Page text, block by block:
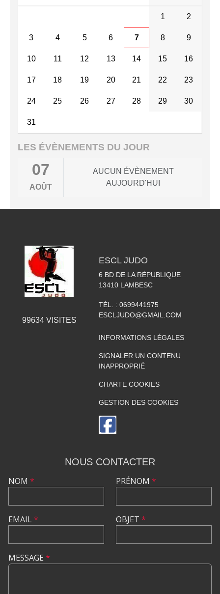
1 2
3 4 5 6 7 8 9
10 11 12 13 14 15 16
17 18 19 20 21 22 23
24 25 26 27 28 29 30
31
LES ÉVÈNEMENTS DU JOUR
07
AOÛT
AUCUN ÉVÈNEMENT
AUJOURD'HUI
99634VISITES
ESCL JUDO
6 BD DE LA RÉPUBLIQUE
13410 LAMBESC
TÉL. : 0699441975
ESCLJUDO@GMAIL.COM
INFORMATIONS LÉGALES
SIGNALER UN CONTENU
INAPPROPRIÉ
CHARTE COOKIES
GESTION DES COOKIES
NOUS CONTACTER
NOM *
EMAIL*
PRÉNOM *
OBJET *
MESSAGE *